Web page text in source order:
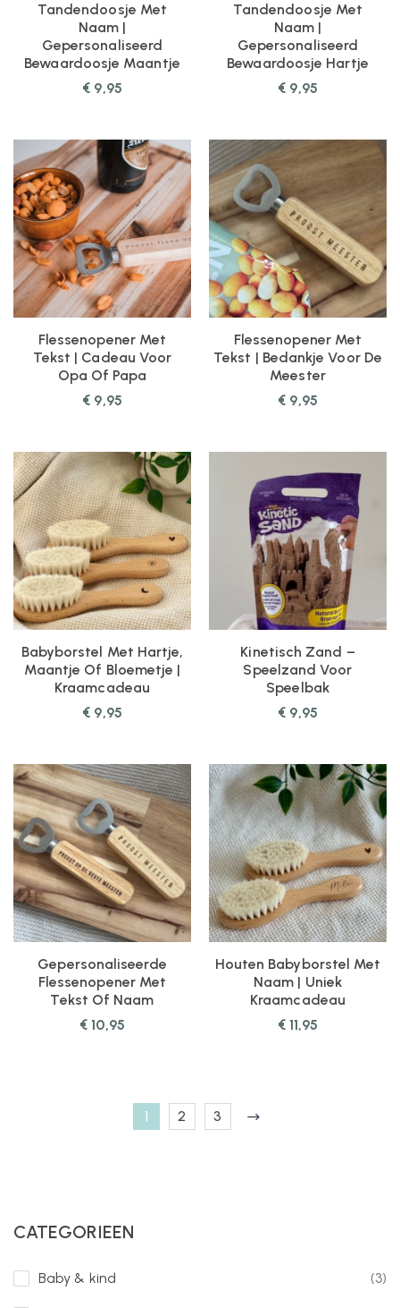
Tandendoosje Met
Naam |
Gepersonaliseerd
Bewaardoosje Maantje
€ 9,95
Tandendoosje Met
Naam |
Gepersonaliseerd
Bewaardoosje Hartje
€ 9,95
Flessenopener Met
Tekst | Cadeau Voor
Opa Of Papa
€ 9,95
Flessenopener Met
Tekst | Bedankje Voor De
Meester
€ 9,95
Babyborstel Met Hartje,
Maantje Of Bloemetje |
Kraamcadeau
€ 9,95
Kinetisch Zand –
Speelzand Voor
Speelbak
€ 9,95
Gepersonaliseerde
Flessenopener Met
Tekst Of Naam
€ 10,95
Houten Babyborstel Met
Naam | Uniek
Kraamcadeau
€11,95
1 2 3
CATEGORIEEN
Baby & kind (3)